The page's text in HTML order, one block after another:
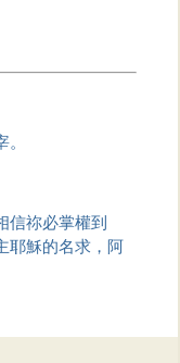
信祢必掌權到
耶穌的名求，阿